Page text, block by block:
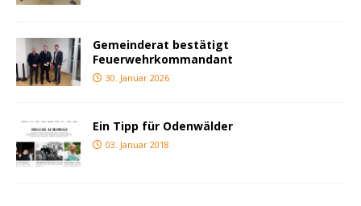
Gemeinderat bestätigt
Feuerwehrkommandant
30. Januar 2026
Ein Tipp für Odenwälder
03. Januar 2018